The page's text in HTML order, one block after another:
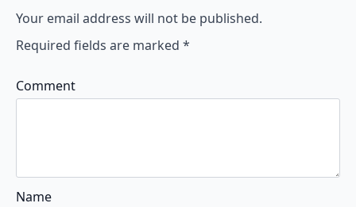
Your email address will not be published.
Required fields are marked *
Comment
Name